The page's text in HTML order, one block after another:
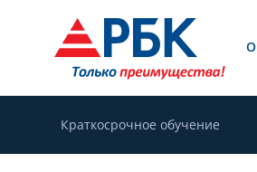
Краткосрочное обучение